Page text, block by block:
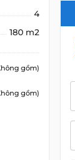
4
180 m2
gồm)
gồm)